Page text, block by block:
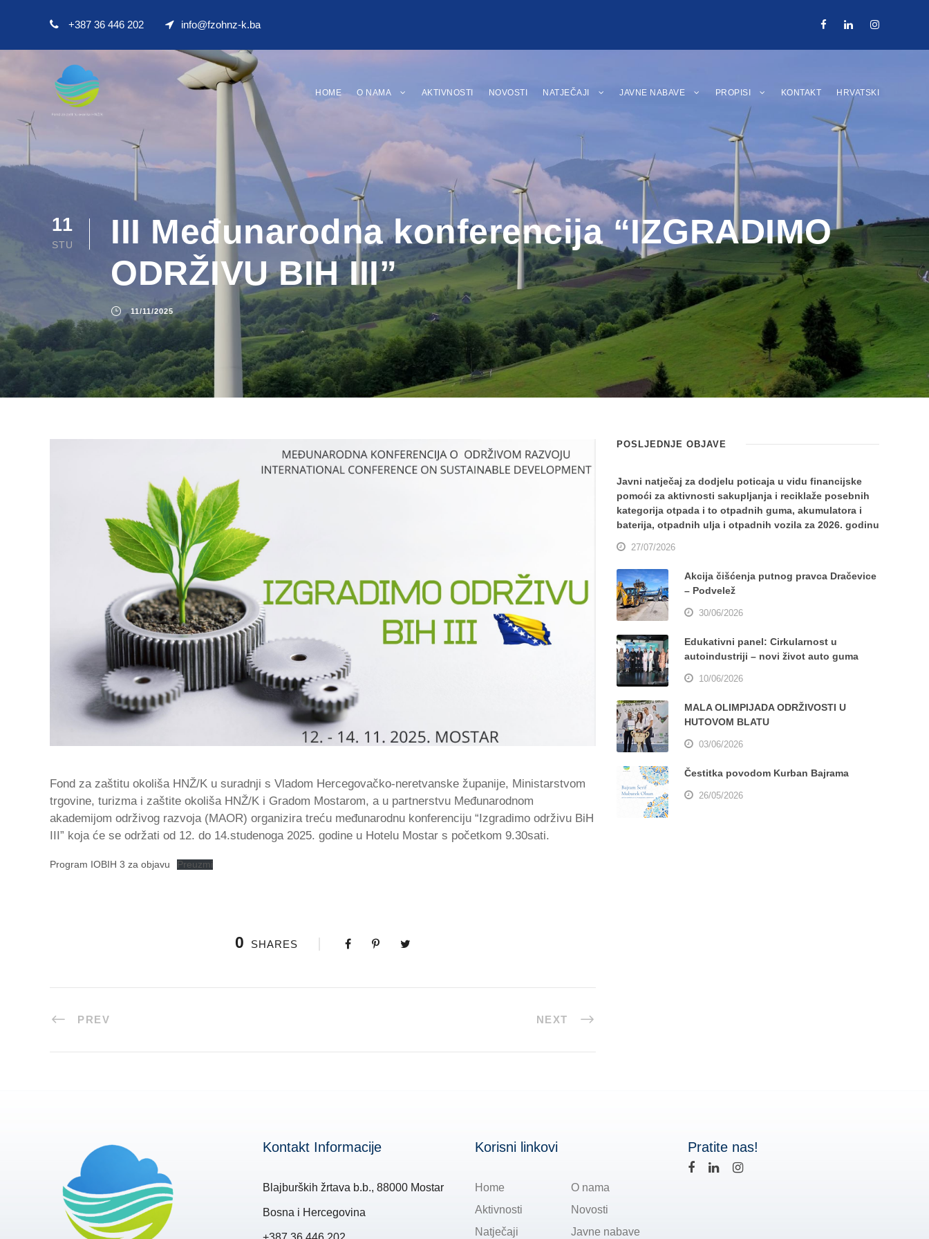
+387 36 446 202 info@fzohnz-k.ba
HOME O NAMA AKTIVNOSTI NOVOSTI NATJEČAJI JAVNE NABAVE PROPISI KONTAKT HRVATSKI
11
STU
III Međunarodna konferencija “IZGRADIMO
ODRŽIVU BIH III”
11/11/2025
Fond za zaštitu okoliša HNŽ/K u suradnji s Vladom Hercegovačko-neretvanske županije, Ministarstvom
trgovine, turizma i zaštite okoliša HNŽ/K i Gradom Mostarom, a u partnerstvu Međunarodnom
akademijom održivog razvoja (MAOR) organizira treću međunarodnu konferenciju “Izgradimo održivu BiH
III” koja će se održati od 12. do 14.studenoga 2025. godine u Hotelu Mostar s početkom 9.30sati.
Program IOBIH 3 za objavu Preuzmi
0 SHARES
PREV NEXT
POSLJEDNJE OBJAVE
Javni natječaj za dodjelu poticaja u vidu financijske
pomoći za aktivnosti sakupljanja i reciklaže posebnih
kategorija otpada i to otpadnih guma, akumulatora i
baterija, otpadnih ulja i otpadnih vozila za 2026. godinu
27/07/2026
Akcija čišćenja putnog pravca Dračevice
– Podvelež
30/06/2026
Edukativni panel: Cirkularnost u
autoindustriji – novi život auto guma
10/06/2026
MALA OLIMPIJADA ODRŽIVOSTI U
HUTOVOM BLATU
03/06/2026
Čestitka povodom Kurban Bajrama
26/05/2026
Kontakt Informacije
Blajburških žrtava b.b., 88000 Mostar
Bosna i Hercegovina
Korisni linkovi
Home
O nama
Aktivnosti
Novosti
Natječaji
Javne nabave
Pratite nas!